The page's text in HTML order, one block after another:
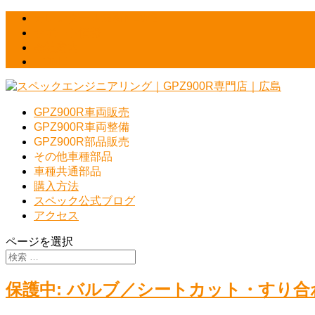
GPZ900R車両販売
GPZ900R車両整備
GPZ900R部品販売
その他車種部品
車種共通部品
購入方法
スペック公式ブログ
アクセス
ページを選択
保護中: バルブ／シートカット・すり合